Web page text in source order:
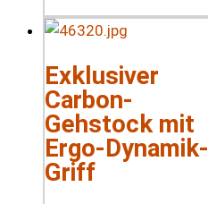
Exklusiver
Carbon-
Gehstock mit
Ergo-Dynamik-
Griff